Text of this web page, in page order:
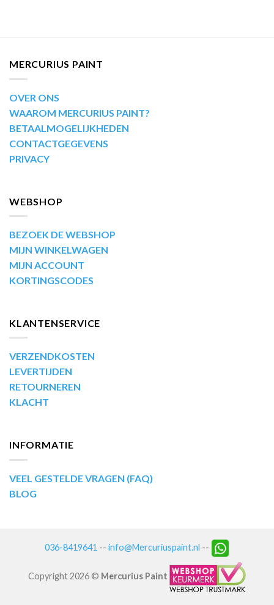
MERCURIUS PAINT
OVER ONS
WAAROM MERCURIUS PAINT?
BETAALMOGELIJKHEDEN
CONTACTGEGEVENS
PRIVACY
WEBSHOP
BEZOEK DE WEBSHOP
MIJN WINKELWAGEN
MIJN ACCOUNT
KORTINGSCODES
KLANTENSERVICE
VERZENDKOSTEN
LEVERTIJDEN
RETOURNEREN
KLACHT
INFORMATIE
VEEL GESTELDE VRAGEN (FAQ)
BLOG
036-8419641 -- info@Mercuriuspaint.nl --
Copyright 2026 © Mercurius Paint